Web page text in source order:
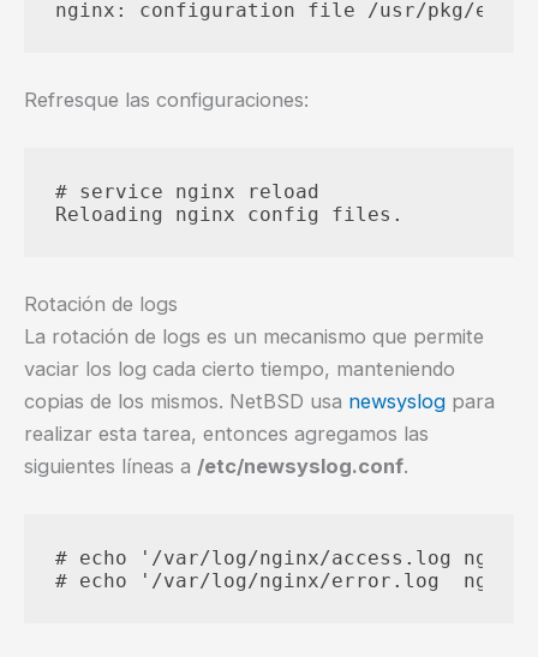
Refresque las configuraciones:
# service nginx reload
Rotación de logs
La rotación de logs es un mecanismo que permite
vaciar los log cada cierto tiempo, manteniendo
copias de los mismos. NetBSD usa newsyslog para
realizar esta tarea, entonces agregamos las
siguientes líneas a /etc/newsyslog.conf.
# echo '/var/log/nginx/access.log